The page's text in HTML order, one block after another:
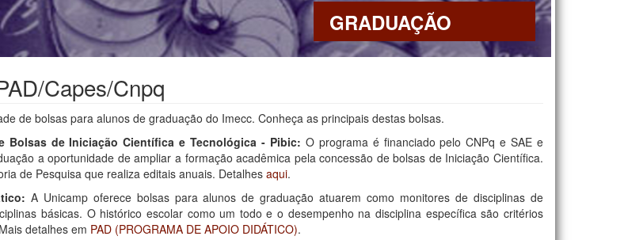
GRADUAÇÃO
Capes/Cnpq
de bolsas para alunos de graduação do Imecc. Conheça as principais destas bolsas.
Bolsas de Iniciação Científica e Tecnológica - Pibic: O programa é financiado pelo CNPq e SAE e
a oportunidade de ampliar a formação acadêmica pela concessão de bolsas de Iniciação Científica.
de Pesquisa que realiza editais anuais. Detalhes aqui.
A Unicamp oferece bolsas para alunos de graduação atuarem como monitores de disciplinas de
básicas. O histórico escolar como um todo e o desempenho na disciplina específica são critérios
detalhes em PAD (PROGRAMA DE APOIO DIDÁTICO).